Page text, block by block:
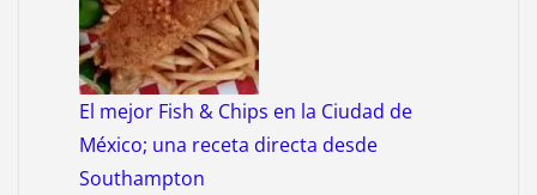
El mejor Fish & Chips en la Ciudad de
México; una receta directa desde
Southampton